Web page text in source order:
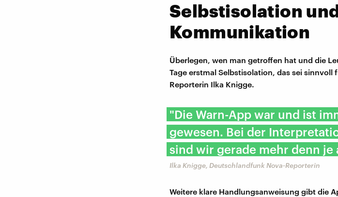
Selbstisolation
Kommunikation
Überlegen, wen man getroffen hat und die
Tage erstmal Selbstisolation, das sei
Reporterin Ilka Knigge.
"Die Warn-App war und ist
gewesen. Bei der
sind wir gerade mehr denn
Ilka Knigge, Deutschlandfunk Nova-Reporterin
Weitere klare Handlungsanweisung gibt die